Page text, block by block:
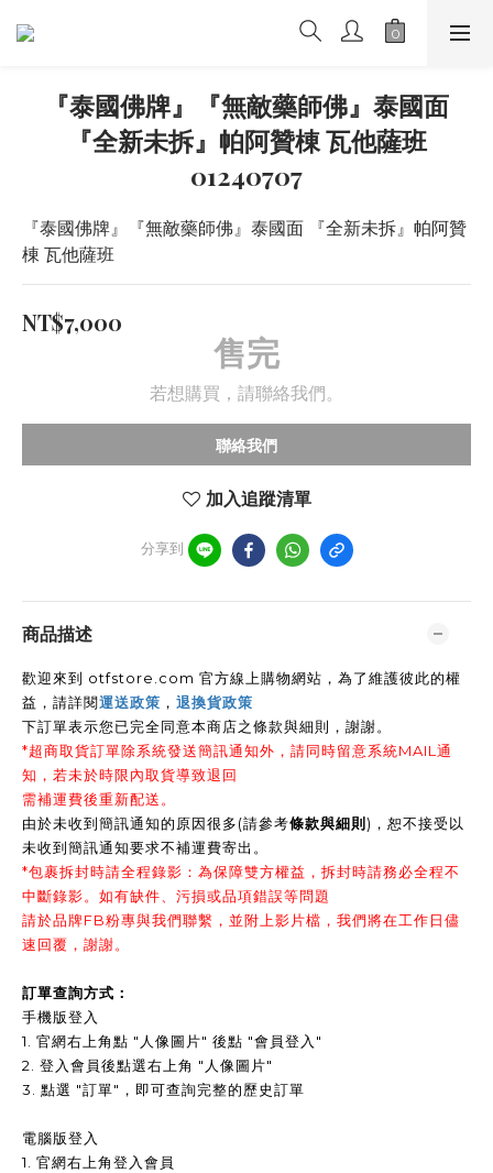
『泰國佛牌』『無敵藥師佛』泰國面
『全新未拆』帕阿贊棟 瓦他薩班
01240707
『泰國佛牌』『無敵藥師佛』泰國面 『全新未拆』帕阿贊
棟 瓦他薩班
NT$7,000
售完
若想購買，請聯絡我們。
聯絡我們
加入追蹤清單
分享到
商品描述
歡迎來到 otfstore.com 官方線上購物網站，為了維護彼此的權
益，請詳閱運送政策 ， 退換貨政策
下訂單表示您已完全同意本商店之條款與細則，謝謝。
*超商取貨訂單除系統發送簡訊通知外，請同時留意系統MAIL通
知，若未於時限內取貨導致退回
需補運費後重新配送。
由於未收到簡訊通知的原因很多(請參考條款與細則 )，恕不接受以
未收到簡訊通知要求不補運費寄出。
*包裹拆封時請全程錄影：為保障雙方權益，拆封時請務必全程不
中斷錄影。如有缺件、污損或品項錯誤等問題
請於品牌FB粉專與我們聯繫，並附上影片檔，我們將在工作日儘
速回覆，謝謝。
訂單查詢方式：
手機版登入
1. 官網右上角點 "人像圖片" 後點 "會員登入"
2. 登入會員後點選右上角 "人像圖片"
3. 點選 "訂單"，即可查詢完整的歷史訂單
電腦版登入
1. 官網右上角登入會員